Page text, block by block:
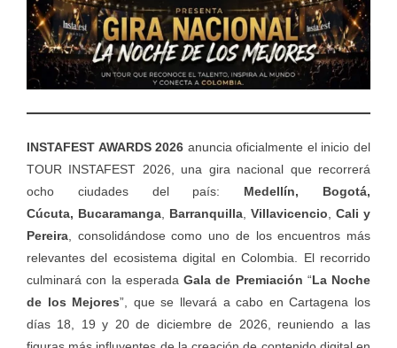
INSTAFEST AWARDS 2026 anuncia oficialmente el inicio del
TOUR INSTAFEST 2026, una gira nacional que recorrerá
ocho ciudades del país: Medellín, Bogotá,
Cúcuta, Bucaramanga Barranquilla Villavicencio
Cali y
Pereira , consolidándose como uno de los encuentros más
relevantes del ecosistema digital en Colombia. El recorrido
culminará con la esperada Gala de Premiación “La Noche
de los Mejores”, que se llevará a cabo en Cartagena los
días 18, 19 y 20 de diciembre de 2026, reuniendo a las